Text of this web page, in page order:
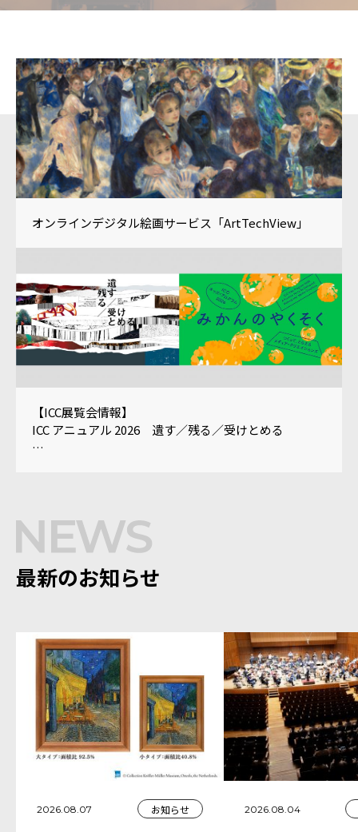
オンラインデジタル絵画サービス「ArtTechView」
【ICC展覧会情報】
ICC アニュアル 2026 遺す／残る／受けとめる
最新のお知らせ
2026.08.07 お知らせ 2026.08.04